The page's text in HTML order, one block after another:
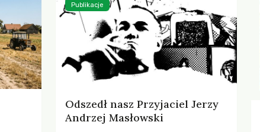
Odszedł nasz Przyjaciel Jerzy
Andrzej Masłowski
Publikacje